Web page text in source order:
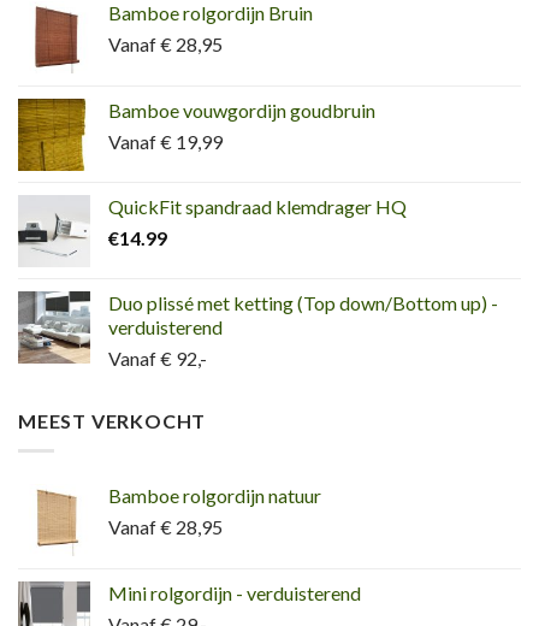
Bamboe rolgordijn Bruin
Vanaf € 28,95
Bamboe vouwgordijn goudbruin
Vanaf € 19,99
QuickFit spandraad klemdrager HQ
€14.99
Duo plissé met ketting (Top down/Bottom up) -
verduisterend
Vanaf € 92,-
MEEST VERKOCHT
Bamboe rolgordijn natuur
Vanaf € 28,95
Mini rolgordijn - verduisterend